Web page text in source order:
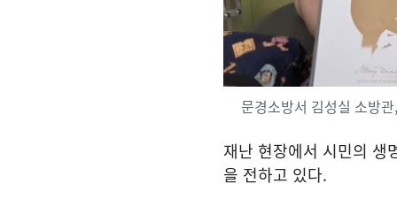
문경소방서 김성실 소방
재난 현장에서 시민의 생
을 전하고 있다.